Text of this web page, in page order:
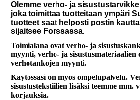
Olemme verho- ja
joka toimittaa tuotteitaan ympäri
tuotteet saat helposti postin
sijaitsee Forssassa.
Toimialana ovat verho- ja
myynti, verho- ja sisustusmateriaalien
verhotankojen myynti.
Käytössäsi on myös ompelupalvelu.
sisustustekstiilien lisäksi teemme mm.
korjauksia.